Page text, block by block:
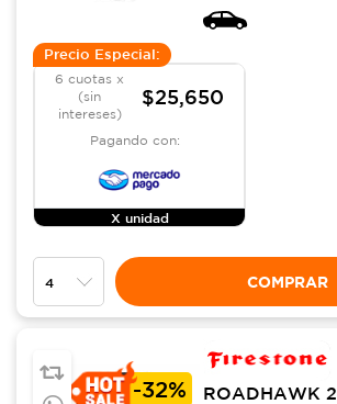
Precio Especial:
6 cuotas x
(sin
intereses)
$25,650
Pagando con:
X unidad
COMPRAR
-32%
ROADHAWK 2